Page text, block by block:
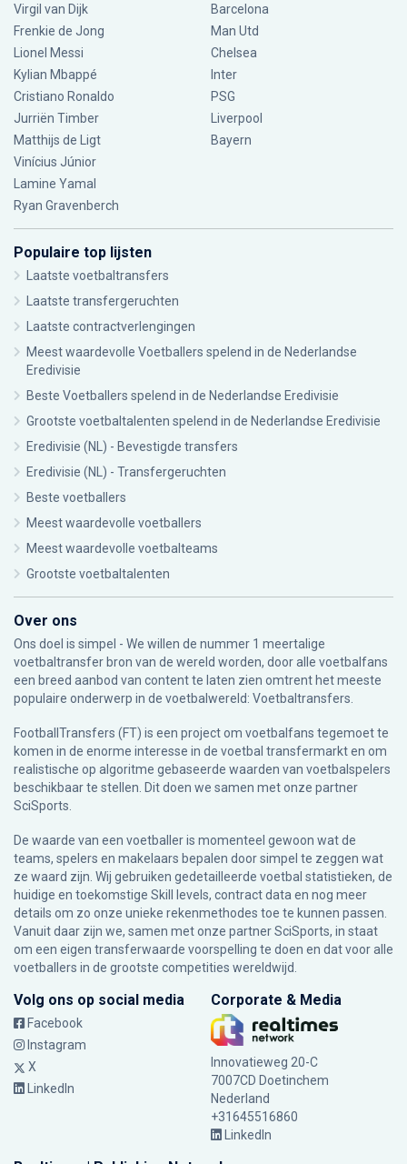
Virgil van Dijk
Frenkie de Jong
Lionel Messi
Kylian Mbappé
Cristiano Ronaldo
Jurriën Timber
Matthijs de Ligt
Vinícius Júnior
Lamine Yamal
Ryan Gravenberch
Barcelona
Man Utd
Chelsea
Inter
PSG
Liverpool
Bayern
Populaire top lijsten
Laatste voetbaltransfers
Laatste transfergeruchten
Laatste contractverlengingen
Meest waardevolle Voetballers spelend in de Nederlandse
Eredivisie
Beste Voetballers spelend in de Nederlandse Eredivisie
Grootste voetbaltalenten spelend in de Nederlandse Eredivisie
Eredivisie (NL) - Bevestigde transfers
Eredivisie (NL) - Transfergeruchten
Beste voetballers
Meest waardevolle voetballers
Meest waardevolle voetbalteams
Grootste voetbaltalenten
Over ons
Ons doel is simpel - We willen de nummer 1 meertalige
voetbaltransfer bron van de wereld worden, door alle voetbalfans
een breed aanbod van content te laten zien omtrent het meeste
populaire onderwerp in de voetbalwereld: Voetbaltransfers.
FootballTransfers (FT) is een project om voetbalfans tegemoet te
komen in de enorme interesse in de voetbal transfermarkt en om
realistische op algoritme gebaseerde waarden van voetbalspelers
beschikbaar te stellen. Dit doen we samen met onze partner
SciSports
De waarde van een voetballer is momenteel gewoon wat de
teams, spelers en makelaars bepalen door simpel te zeggen wat
ze waard zijn. Wij gebruiken gedetailleerde voetbal statistieken, de
huidige en toekomstige Skill levels, contract data en nog meer
details om zo onze unieke rekenmethodes toe te kunnen passen.
Vanuit daar zijn we, samen met onze partner SciSports, in staat
om een eigen transferwaarde voorspelling te doen en dat voor alle
voetballers in de grootste competities wereldwijd.
Volg ons op social media
Facebook
Instagram
X
LinkedIn
Corporate & Media
Innovatieweg 20-C
7007CD Doetinchem
Nederland
+31645516860
LinkedIn